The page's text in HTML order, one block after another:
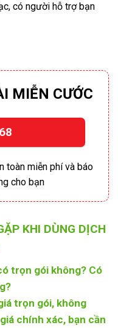
có người hỗ trợ bạn
MIỄN CƯỚC
toàn miễn phí và báo
cho bạn
KHI DÙNG DỊCH
trọn gói không? Có
trọn gói, không
chính xác, bạn cần